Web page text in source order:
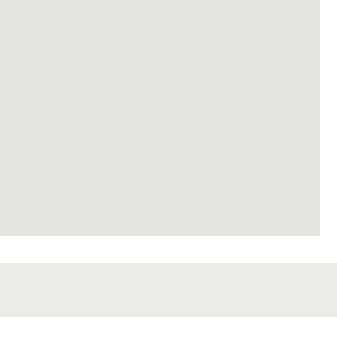
【生活相談員】ミライプロジェクト新瑞橋